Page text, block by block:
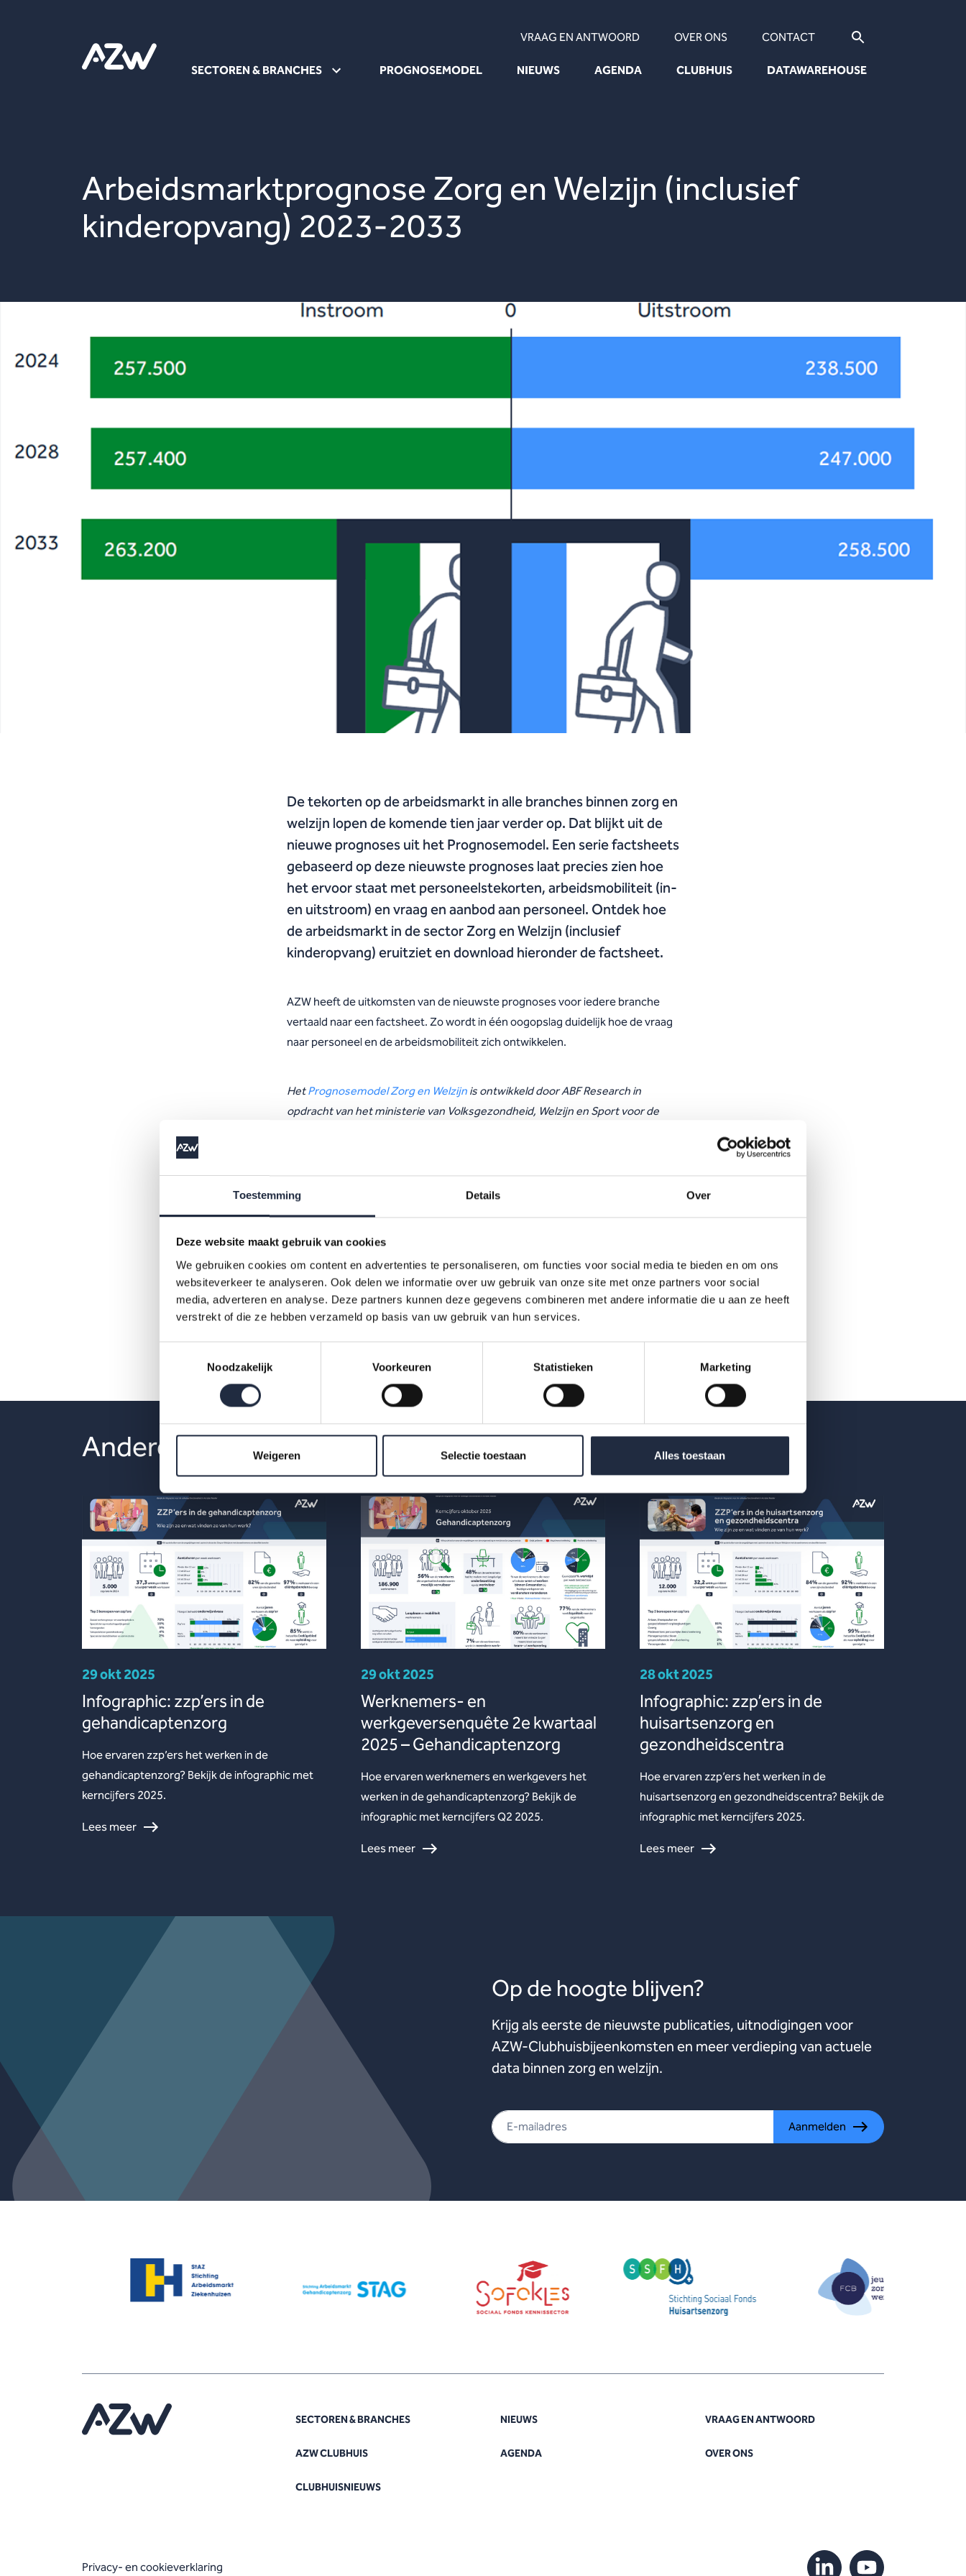
Toestemming Details Over
Deze website maakt gebruik van cookies
We gebruiken cookies om content en advertenties te personaliseren, om functies voor social media te bieden en om ons
websiteverkeer te analyseren. Ook delen we informatie over uw gebruik van onze site met onze partners voor social
media, adverteren en analyse. Deze partners kunnen deze gegevens combineren met andere informatie die u aan ze heeft
verstrekt of die ze hebben verzameld op basis van uw gebruik van hun services.
Noodzakelijk
Voorkeuren Statistieken Marketing
Weigeren Selectie toestaan Alles toestaan
SECTOREN & BRANCHES PROGNOSEMODEL NIEUWS AGENDA CLUBHUIS DATAWAREHOUSE
VRAAG EN ANTWOORD OVER ONS CONTACT
Arbeidsmarktprognose Zorg en Welzijn (inclusief
kinderopvang) 2023-2033
De tekorten op de arbeidsmarkt in alle branches binnen zorg en
welzijn lopen de komende tien jaar verder op. Dat blijkt uit de
nieuwe prognoses uit het Prognosemodel. Een serie factsheets
gebaseerd op deze nieuwste prognoses laat precies zien hoe
het ervoor staat met personeelstekorten, arbeidsmobiliteit (in-
en uitstroom) en vraag en aanbod aan personeel. Ontdek hoe
de arbeidsmarkt in de sector Zorg en Welzijn (inclusief
kinderopvang) eruitziet en download hieronder de factsheet.
AZW heeft de uitkomsten van de nieuwste prognoses voor iedere branche
vertaald naar een factsheet. Zo wordt in één oogopslag duidelijk hoe de vraag
naar personeel en de arbeidsmobiliteit zich ontwikkelen.
HetPrognosemodel Zorg en Welzijn is ontwikkeld door ABF Research in
opdracht van het ministerie van Volksgezondheid, Welzijn en Sport voor de
Downloads
pdf
AZW-factsheet-Pr
ognosemode-203
3-ZorgWelzij...
Andere publicaties
29 okt 2025
Infographic: zzp’ers in de
gehandicaptenzorg
Hoe ervaren zzp’ers het werken in de
gehandicaptenzorg? Bekijk de infographic met
kerncijfers 2025.
Lees meer
29 okt 2025
Werknemers- en
werkgeversenquête 2e kwartaal
2025 – Gehandicaptenzorg
Hoe ervaren werknemers en werkgevers het
werken in de gehandicaptenzorg? Bekijk de
infographic met kerncijfers Q2 2025.
Lees meer
28 okt 2025
Infographic: zzp’ers in de
huisartsenzorg en
gezondheidscentra
Hoe ervaren zzp’ers het werken in de
huisartsenzorg en gezondheidscentra? Bekijk de
infographic met kerncijfers 2025.
Lees meer
Op de hoogte blijven?
Krijg als eerste de nieuwste publicaties, uitnodigingen voor
AZW-Clubhuisbijeenkomsten en meer verdieping van actuele
data binnen zorg en welzijn.
Aanmelden
SECTOREN & BRANCHES
AZW CLUBHUIS
CLUBHUISNIEUWS
NIEUWS
AGENDA
VRAAG EN ANTWOORD
OVER ONS
Privacy- en cookieverklaring